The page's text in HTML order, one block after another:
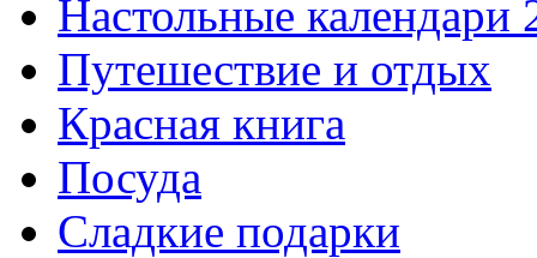
Настольные календари
Путешествие и отдых
Красная книга
Посуда
Сладкие подарки